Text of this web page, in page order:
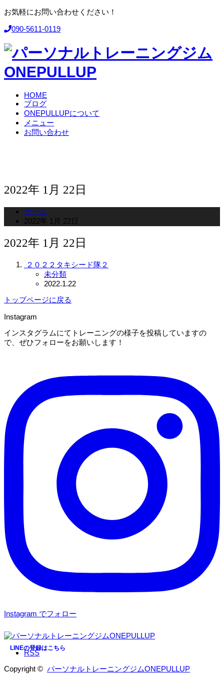
お気軽にお問い合わせください！
090-5611-0119
HOME
ブログ
ONEPULLUPについて
メニュー
お問い合わせ
2022年 1月 22日
ホーム
2022年 1月 22日
2022年 1月 22日
２０２２タキシード隊２
未分類
2022.1.22
トップページに戻る
LINEの登録はこちら
Instagram
インスタグラムにてトレーニングの様子を投稿していますの
で、ぜひフォローをお願いします！
Instagram でフォロー
RSS
Copyright © パーソナルトレーニングジムONEPULLUP